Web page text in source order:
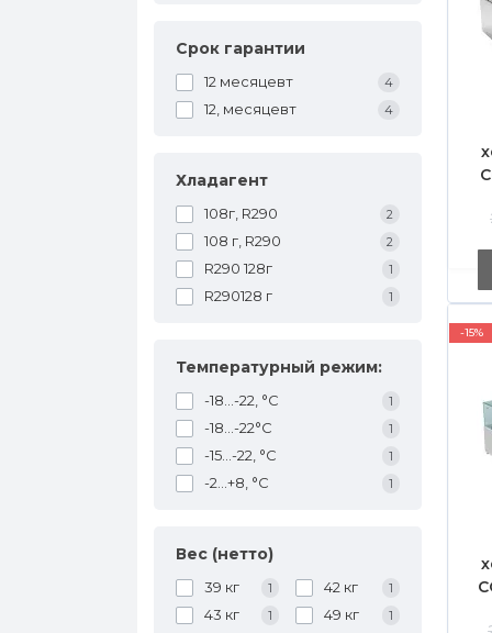
Срок гарантии
12 месяцевт 4
12, месяцевт 4
Хладагент
108г, R290 2
108 г, R290 2
R290 128г 1
R290128 г 1
Температурный режим:
-18...-22, °С 1
-18...-22°С 1
-15...-22, °С 1
-2...+8, °С 1
Вес (нетто)
39 кг 1 42 кг 1
43 кг 1 49 кг 1
-15%